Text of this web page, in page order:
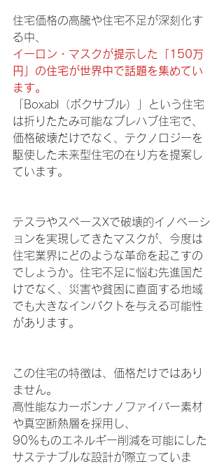
住宅価格の高騰や住宅不足が深刻化す
る中、
イーロン・マスクが提示した「150万
円」の住宅が世界中で話題を集めてい
ます。
「Boxabl（ボクサブル）」という住宅
は折りたたみ可能なプレハブ住宅で、
価格破壊だけでなく、テクノロジーを
駆使した未来型住宅の在り方を提案し
ています。
テスラやスペースXで破壊的イノベーシ
ョンを実現してきたマスクが、今度は
住宅業界にどのような革命を起こすの
でしょうか。住宅不足に悩む先進国だ
けでなく、災害や貧困に直面する地域
でも大きなインパクトを与える可能性
があります。
この住宅の特徴は、価格だけではあり
ません。
高性能なカーボンナノファイバー素材
や真空断熱層を採用し、
90％ものエネルギー削減を可能にした
サステナブルな設計が際立っていま